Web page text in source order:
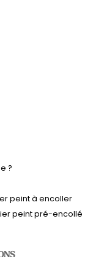
?
peint à encoller
peint pré-encollé